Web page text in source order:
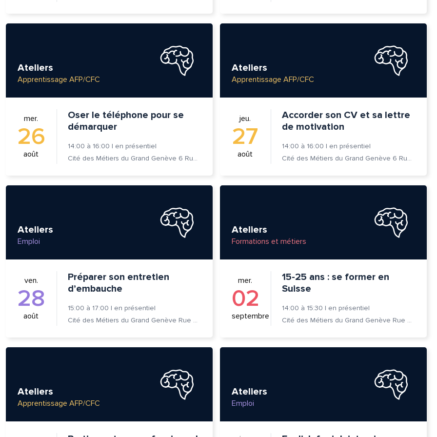
Ateliers
Apprentissage AFP/CFC
mer.
26
août
Oser le téléphone pour se
démarquer
14:00 à 16:00 | en présentiel
Cité des Métiers du Grand Genève 6 Rue Prévost-Martin 1205 Genève
Ateliers
Apprentissage AFP/CFC
jeu.
27
août
Accorder son CV et sa lettre
de motivation
14:00 à 16:00 | en présentiel
Cité des Métiers du Grand Genève 6 Rue Prévost-Martin 1205 Genève
Ateliers
Emploi
ven.
28
août
Préparer son entretien
d’embauche
15:00 à 17:00 | en présentiel
Cité des Métiers du Grand Genève Rue Prévost-Martin 6 1205 Genève
Ateliers
Formations et métiers
mer.
02
septembre
15-25 ans : se former en
Suisse
14:00 à 15:30 | en présentiel
Cité des Métiers du Grand Genève Rue Prévost-Martin 6 1205 Genève
Ateliers
Apprentissage AFP/CFC
Ateliers
Emploi